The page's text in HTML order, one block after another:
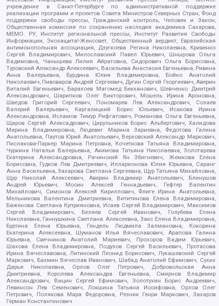
учреждение в Санкт-Петербурге по административной поддержке
реализации программ и проектов Совета Министров Северных Стран, Фонд
поддержки свободы прессы, Гражданский контроль, Человек и Закон,
Общественная комиссия по сохранению наследия академика Сахарова,
МЕМО. РУ, Институт региональной прессы, Институт Развития Свободы
Информации, Экозащита!-Женсовет, Общественный вердикт, Евразийская
антимонопольная ассоциация, Дзугкоева Регина Николаевна, Кривенко
Сергей Владимирович, Милославский Павел Юрьевич, Шнырова Ольга
Вадимовна, Чанышева Лилия Айратовна, Сидорович Ольга Борисовна,
Туровский Александр Алексеевич, Васильева Анастасия Евгеньевна, Ривина
Анна Валерьевна, Бурдина Юлия Владимировна, Бойко Анатолий
Николаевич, Пивоваров Андрей Сергеевич, Дугин Сергей Георгиевич, Аверин
Виталий Евгеньевич, Барахоев Магомед Бекханович, Шевченко Дмитрий
Александрович, Шарипков Олег Викторович, Мошель Ирина Ароновна,
Шведов Григорий Сергеевич, Пономарев Лев Александрович, Созаев
Валерий Валерьевич, Каргалицкий Борис Юльевич, Исакова Ирина
Александровна, Исламов Тимур Рифгатович, Романова Ольга Евгеньевна,
Щаров Сергей Алексадрович, Цирульников Борис Альбертович, Халидова
Марина Владимировна, Людевиг Марина Зариевна, Федотова Галина
Анатольевна, Паутов Юрий Анатольевич, Верховский Александр Маркович,
Пислакова-Паркер Марина Петровна, Кочеткова Татьяна Владимировна,
Чуркина Наталья Валерьевна, Акимова Татьяна Николаевна, Золотарева
Екатерина Александровна, Рачинский Ян Збигневич, Жемкова Елена
Борисовна, Гудков Лев Дмитриевич, Илларионова Юлия Юрьевна, Саранг
Анна Васильевна, Захарова Светлана Сергеевна, Щур Татьяна Михайловна,
Щур Николай Алексеевич, Аверин Владимир Анатольевич, Блинушов
Андрей Юрьевич, Мосин Алексей Геннадьевич, Гефтер Валентин
Михайлович, Симонов Алексей Кириллович, Флиге Ирина Анатольевна,
Мельникова Валентина Дмитриевна, Вититинова Елена Владимировна,
Баженова Светлана Куприяновна, Исаев Сергей Владимирович, Максимов
Сергей Владимирович, Беляев Сергей Иванович, Голубева Елена
Николаевна, Ганнушкина Светлана Алексеевна, Закс Елена Владимировна,
Буртина Елена Юрьевна, Гендель Людмила Залмановна, Кокорина
Екатерина Алексеевна, Шуманов Илья Вячеславович, Арапова Галина
Юрьевна, Свечников Анатолий Мариевич, Прохоров Вадим Юрьевич,
Шахова Елена Владимировна, Подузов Сергей Васильевич, Протасова
Ирина Вячеславовна, Литинский Леонид Борисович, Лукашевский Сергей
Маркович, Бахмин Вячеслав Иванович, Шабад Анатолий Ефимович, Сухих
Дарья Николаевна, Орлов Олег Петрович, Добровольская Анна
Дмитриевна, Королева Александра Евгеньевна, Смирнов Владимир
Александрович, Вицин Сергей Ефимович, Золотухин Борис Андреевич,
Левинсон Лев Семенович, Локшина Татьяна Иосифовна, Орлов Олег
Петрович, Полякова Мара Федоровна, Резник Генри Маркович, Захаров
Герман Константинович